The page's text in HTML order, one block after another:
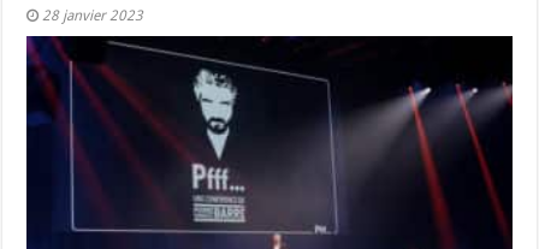
28 janvier 2023